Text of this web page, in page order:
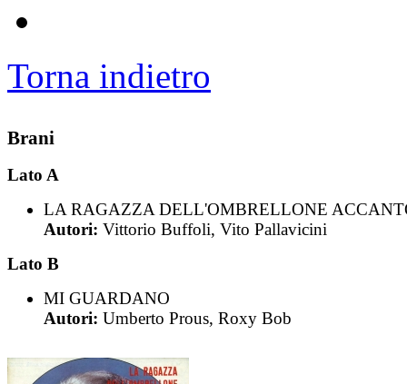
Torna indietro
Brani
Lato A
LA RAGAZZA DELL'OMBRELLONE
Autori: Vittorio Buffoli, Vito Pallavicini
Lato B
MI GUARDANO
Autori: Umberto Prous, Roxy Bob